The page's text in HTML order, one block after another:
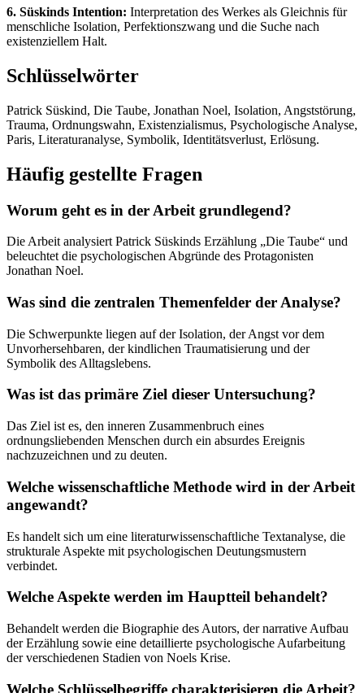
6. Süskinds Intention: Interpretation des Werkes als Gleichnis für
menschliche Isolation, Perfektionszwang und die Suche nach
existenziellem Halt.
Schlüsselwörter
Patrick Süskind, Die Taube, Jonathan Noel, Isolation, Angststörung,
Trauma, Ordnungswahn, Existenzialismus, Psychologische Analyse,
Paris, Literaturanalyse, Symbolik, Identitätsverlust, Erlösung.
Häufig gestellte Fragen
Worum geht es in der Arbeit grundlegend?
Die Arbeit analysiert Patrick Süskinds Erzählung „Die Taube“ und
beleuchtet die psychologischen Abgründe des Protagonisten
Jonathan Noel.
Was sind die zentralen Themenfelder der Analyse?
Die Schwerpunkte liegen auf der Isolation, der Angst vor dem
Unvorhersehbaren, der kindlichen Traumatisierung und der
Symbolik des Alltagslebens.
Was ist das primäre Ziel dieser Untersuchung?
Das Ziel ist es, den inneren Zusammenbruch eines
ordnungsliebenden Menschen durch ein absurdes Ereignis
nachzuzeichnen und zu deuten.
Welche wissenschaftliche Methode wird in der Arbeit
angewandt?
Es handelt sich um eine literaturwissenschaftliche Textanalyse, die
strukturale Aspekte mit psychologischen Deutungsmustern
verbindet.
Welche Aspekte werden im Hauptteil behandelt?
Behandelt werden die Biographie des Autors, der narrative Aufbau
der Erzählung sowie eine detaillierte psychologische Aufarbeitung
der verschiedenen Stadien von Noels Krise.
Welche Schlüsselbegriffe charakterisieren die Arbeit?